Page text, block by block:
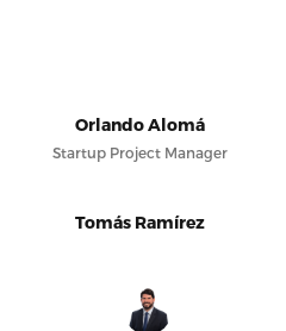
Orlando Alomá
Startup Project Manager
Tomás Ramírez